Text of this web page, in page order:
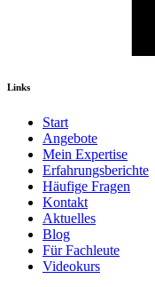
Links
Start
Angebote
Mein Expertise
Erfahrungsberichte
Häufige Fragen
Kontakt
Aktuelles
Blog
Für Fachleute
Videokurs